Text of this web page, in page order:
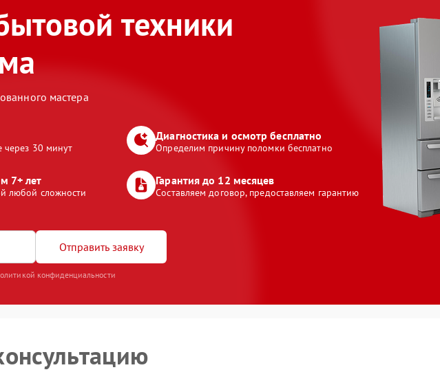
техники
мастера
через 30 минут
Диагностика и осмотр бесплатно
Определим причину поломки бесплатно
7+ лет
любой сложности
Гарантия до 12 месяцев
Составляем договор, предоставляем гарантию
Отправить заявку
конфиденциальности